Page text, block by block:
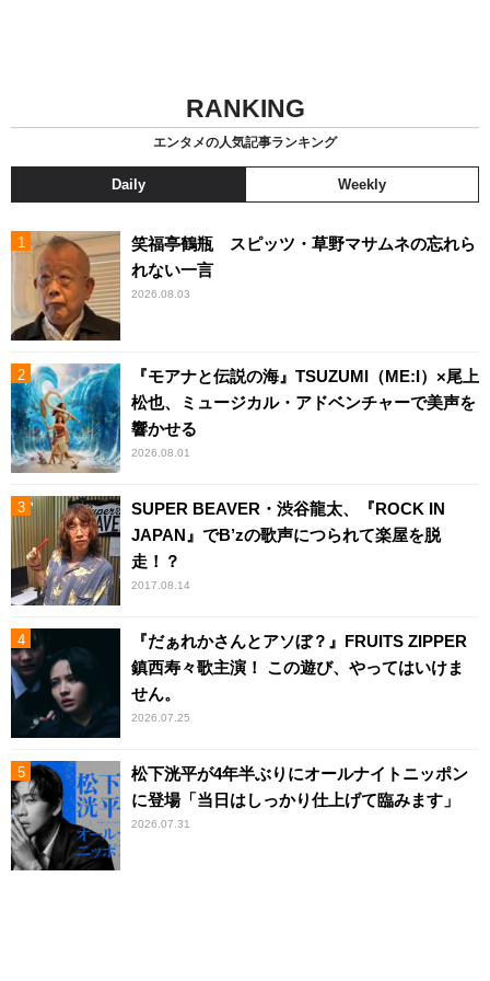
RANKING
エンタメの人気記事ランキング
Daily Weekly
笑福亭鶴瓶 スピッツ・草野マサムネの忘れら
れない一言
2026.08.03
『モアナと伝説の海』TSUZUMI（ME:I）×尾上
松也、ミュージカル・アドベンチャーで美声を
響かせる
2026.08.01
SUPER BEAVER・渋谷龍太、『ROCK IN
JAPAN』でB’zの歌声につられて楽屋を脱
走！？
2017.08.14
『だぁれかさんとアソぼ？』FRUITS ZIPPER
鎮西寿々歌主演！ この遊び、やってはいけま
せん。
2026.07.25
松下洸平が4年半ぶりにオールナイトニッポン
に登場「当日はしっかり仕上げて臨みます」
2026.07.31